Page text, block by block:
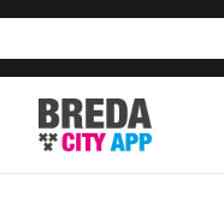
Breda
City
App